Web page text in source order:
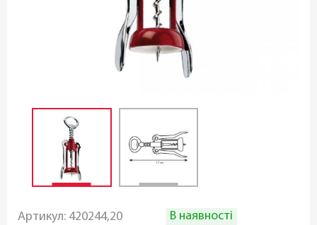
Артикул: 420244,20 В наявності